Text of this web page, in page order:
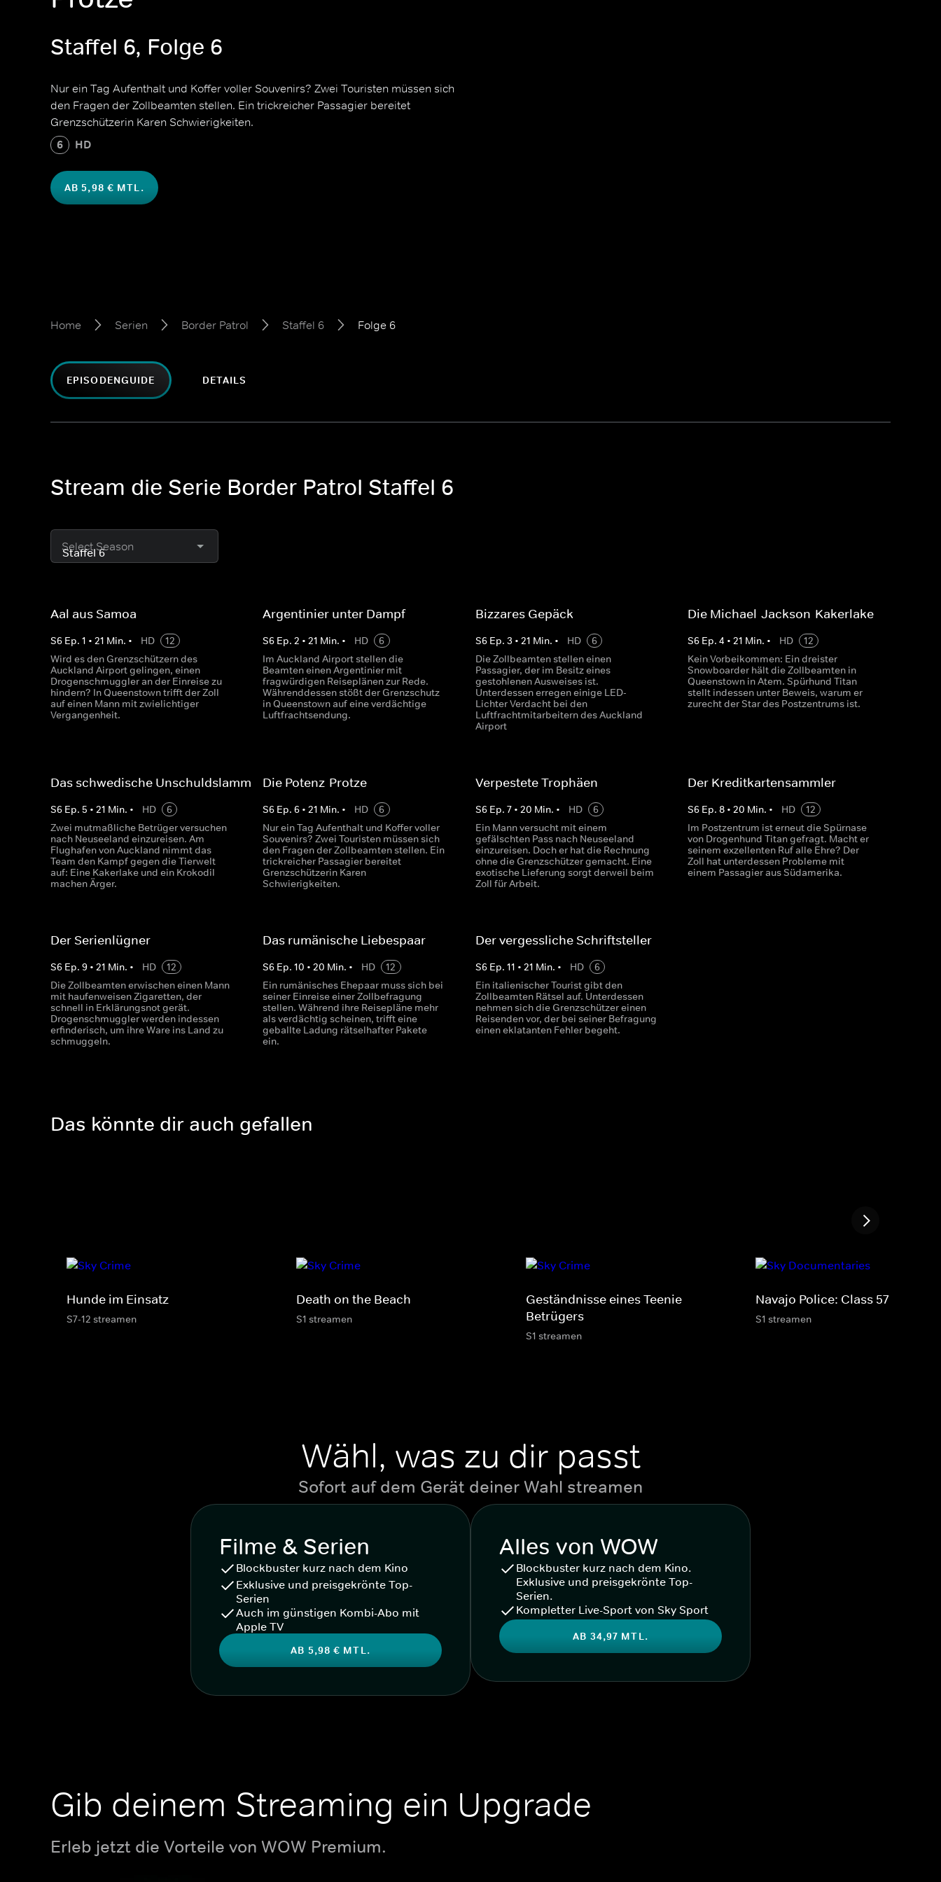
Staffel 6, Folge 6
Nur ein Tag Aufenthalt und Koffer voller Souvenirs? Zwei Touristen müssen sich
den Fragen der Zollbeamten stellen. Ein trickreicher Passagier bereitet
Grenzschützerin Karen Schwierigkeiten.
6 HD
AB 5,98 € MTL.
Home Serien Border Patrol Staffel 6 Folge 6
EPISODENGUIDE DETAILS
Stream die Serie Border Patrol Staffel 6
Select Season
Aal aus Samoa
S6 Ep. 1 • 21 Min. • HD
12
Wird es den Grenzschützern des
Auckland Airport gelingen, einen
Drogenschmuggler an der Einreise zu
hindern? In Queenstown trifft der Zoll
auf einen Mann mit zwielichtiger
Vergangenheit.
Argentinier unter Dampf
S6 Ep.2 •21 Min. • HD
6
Im Auckland Airport stellen die
Beamten einen Argentinier mit
fragwürdigen Reiseplänen zur Rede.
Währenddessen stößt der Grenzschutz
in Queenstown auf eine verdächtige
Luftfrachtsendung.
Bizzares Gepäck
S6 Ep. 3 • 21 Min. • HD
6
Die Zollbeamten stellen einen
Passagier, der im Besitz eines
gestohlenen Ausweises ist.
Unterdessen erregen einige LED-
Lichter Verdacht bei den
Luftfrachtmitarbeitern des Auckland
Airport
Die Michael-Jackson-Kakerlake
S6 Ep. 4 • 21 Min. • HD
12
Kein Vorbeikommen: Ein dreister
Snowboarder hält die Zollbeamten in
Queenstown in Atem. Spürhund Titan
stellt indessen unter Beweis, warum er
zurecht der Star des Postzentrums ist.
Das schwedische Unschuldslamm
S6 Ep. 5 • 21 Min. • HD
6
Zwei mutmaßliche Betrüger versuchen
nach Neuseeland einzureisen. Am
Flughafen von Auckland nimmt das
Team den Kampf gegen die Tierwelt
auf: Eine Kakerlake und ein Krokodil
machen Ärger.
Die Potenz-Protze
S6 Ep.6 •21 Min. • HD
6
Nur ein Tag Aufenthalt und Koffer voller
Souvenirs? Zwei Touristen müssen sich
den Fragen der Zollbeamten stellen. Ein
trickreicher Passagier bereitet
Grenzschützerin Karen
Schwierigkeiten.
Verpestete Trophäen
S6 Ep. 7• 20 Min. • HD
6
Ein Mann versucht mit einem
gefälschten Pass nach Neuseeland
einzureisen. Doch er hat die Rechnung
ohne die Grenzschützer gemacht. Eine
exotische Lieferung sorgt derweil beim
Zoll für Arbeit.
Der Kreditkartensammler
S6 Ep. 8• 20 Min. • HD
12
Im Postzentrum ist erneut die Spürnase
von Drogenhund Titan gefragt. Macht er
seinem exzellenten Ruf alle Ehre? Der
Zoll hat unterdessen Probleme mit
einem Passagier aus Südamerika.
Der Serienlügner
S6 Ep. 9 • 21 Min. • HD
12
Die Zollbeamten erwischen einen Mann
mit haufenweisen Zigaretten, der
schnell in Erklärungsnot gerät.
Drogenschmuggler werden indessen
erfinderisch, um ihre Ware ins Land zu
schmuggeln.
Das rumänische Liebespaar
S6 Ep.10 •20 Min. • HD
12
Ein rumänisches Ehepaar muss sich bei
seiner Einreise einer Zollbefragung
stellen. Während ihre Reisepläne mehr
als verdächtig scheinen, trifft eine
geballte Ladung rätselhafter Pakete
ein.
Der vergessliche Schriftsteller
S6 Ep. 11 • 21 Min. • HD
6
Ein italienischer Tourist gibt den
Zollbeamten Rätsel auf. Unterdessen
nehmen sich die Grenzschützer einen
Reisenden vor, der bei seiner Befragung
einen eklatanten Fehler begeht.
Das könnte dir auch gefallen
Hunde im Einsatz
S7-12 streamen
Death on the Beach
S1 streamen
Geständnisse eines Teenie-
Betrügers
S1 streamen
Navajo Police: Class 57
S1 streamen
Wähl, was zu dir passt
Sofort auf dem Gerät deiner Wahl streamen
Filme & Serien
Blockbuster kurz nach dem Kino
Exklusive und preisgekrönte Top-
Serien
Auch im günstigen Kombi-Abo mit
Apple TV
AB 5,98 € MTL.
Alles von WOW
Blockbuster kurz nach dem Kino.
Exklusive und preisgekrönte Top-
Serien.
Kompletter Live-Sport von Sky Sport
AB 34,97 MTL.
Gib deinem Streaming ein Upgrade
Erleb jetzt die Vorteile von WOW Premium.